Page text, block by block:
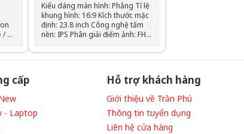
Kiểu dáng màn hình: Phẳng Tỉ lệ
khung hình: 16:9 Kích thước mặc
định: 23.8 inch Công nghệ tấm
nền: IPS Phân giải điểm ảnh: FHD
- 1920 x 1080 Độ sáng hiển thị:
250 Nits cd/m2 Tần số quét
gian đáp ứng: 5 ms (tối thiểu) - 8
1xDisplayPort, 1xHDMI, 1xVGA,
1xSuperSpeed USB 5Gbps
cấp
- Laptop
Hỗ trợ khách hàng
Giới thiệu về Trần Phú
Thông tin tuyển dụng
Liên hệ cửa hàng